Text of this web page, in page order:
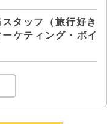
タッフ（旅行好き
ケティング・ボイ